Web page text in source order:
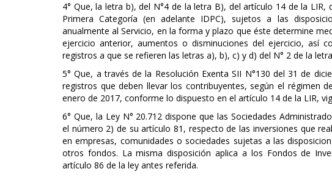
4° Que, la letra b), del N°4 de la letra B), del artículo 14 de la
Primera Categoría (en adelante IDPC), sujetos a las
anualmente al Servicio, en la forma y plazo que éste determine
ejercicio anterior, aumentos o disminuciones del ejercicio, así
registros a que se refieren las letras a), b), c) y d) del N° 2 de la
5° Que, a través de la Resolución Exenta SII N°130 del 31 de
registros que deben llevar los contribuyentes, según el régimen
enero de 2017, conforme lo dispuesto en el artículo 14 de la LIR,
6° Que, la Ley N° 20.712 dispone que las Sociedades
el número 2) de su artículo 81, respecto de las inversiones que
en empresas, comunidades o sociedades sujetas a las
otros fondos. La misma disposición aplica a los Fondos de
artículo 86 de la ley antes referida.